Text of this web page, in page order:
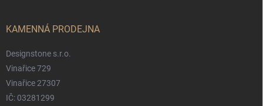
KAMENNÁ PRODEJNA
Designstone s.r.o.
Vinařice 729
Vinařice 27307
IČ: 03281299